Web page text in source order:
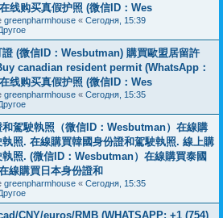
线购买真假护照 (微信ID：Wes
greenpharmhouse « Сегодня, 15:39
(微信ID：Wesbutman) 購買歐盟居留許
canadian resident permit (WhatsApp：
线购买真假护照 (微信ID：Wes
greenpharmhouse « Сегодня, 15:35
駕駛執照（微信ID：Wesbutman）在線購
照. 在線購買韓國身份證和駕駛執照. 線上購
照. (微信ID：Wesbutman）在線購買泰國
線購買日本身份證和
greenpharmhouse « Сегодня, 15:35
CNY/euros/RMB (WHATSAPP: +1 (754)